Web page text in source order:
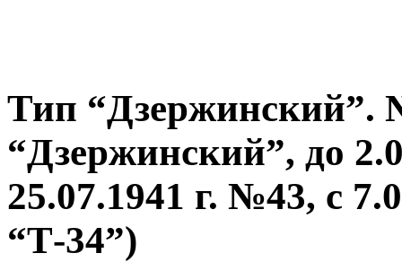
Тип “Дзержинский”.
“Дзержинский”, до
25.07.1941 г. №43, с
“Т-34”)